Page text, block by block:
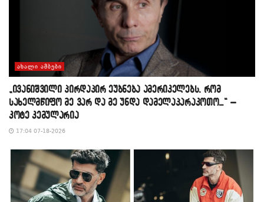
ᲐᲮᲐᲚᲘ ᲐᲛᲑᲔᲑᲘ
„ივანიშვილი პირდაპირ ეუბნება ამერიკელებს, რომ
სახელმწიფო მე ვარ და მე უნდა დამელაპარაკოთო…“ –
კოტე კემულარია
17:04 07-18-2026